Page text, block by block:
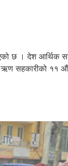
छ । देश आर्थिक
सहकारीको ११ औं